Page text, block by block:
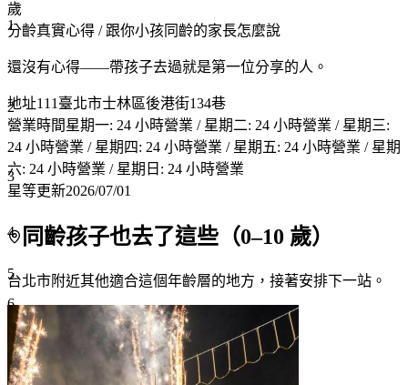
1
2
3
4
5
6
7+
歲
分齡真實心得 / 跟你小孩同齡的家長怎麼說
還沒有心得——帶孩子去過就是第一位分享的人。
地址111臺北市士林區後港街134巷
營業時間星期一: 24 小時營業 / 星期二: 24 小時營業 / 星期三:
24 小時營業 / 星期四: 24 小時營業 / 星期五: 24 小時營業 / 星期
六: 24 小時營業 / 星期日: 24 小時營業
星等更新2026/07/01
同齡孩子也去了這些（0–10 歲）
台北市附近其他適合這個年齡層的地方，接著安排下一站。